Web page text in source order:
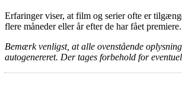
Erfaringer viser, at film og serier ofte er
flere måneder eller år efter de har fået premiere.
Bemærk venligst, at alle ovenstående
autogenereret. Der tages forbehold for